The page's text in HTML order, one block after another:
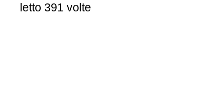
letto 391 volte